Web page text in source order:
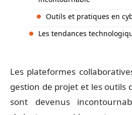
Outils et pratiques en
Les tendances
Les plateformes
gestion de projet et les outils
sont devenus